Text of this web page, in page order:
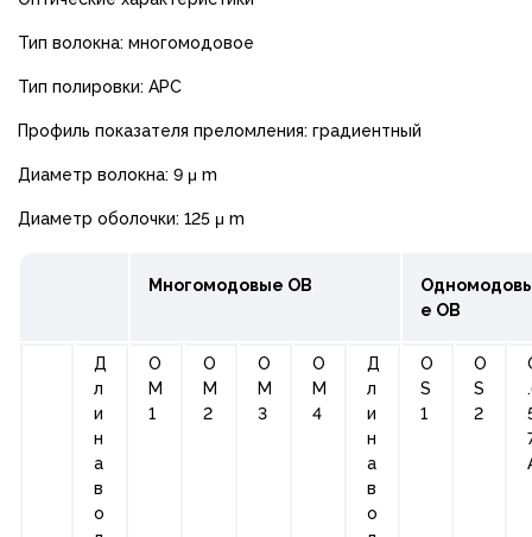
Тип волокна: многомодовое
Тип полировки: APC
Профиль показателя преломления: градиентный
Диаметр волокна: 9 μ m
Диаметр оболочки: 125 μ m
Многомодовые ОВ
е ОВ
Д
л
и
н
а
в
о
О
М
1
О
М
2
О
М
3
О
М
4
Д
л
и
н
а
в
о
О
S
1
O
S
2